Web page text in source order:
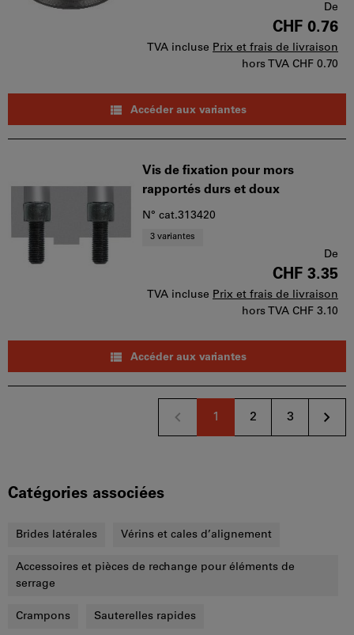
De
CHF 0.76
TVA incluse Prix et frais de livraison
hors TVA CHF 0.70
Accéder aux variantes
Vis de fixation pour mors
rapportés durs et doux
N° cat.313420
3 variantes
De
CHF 3.35
TVA incluse Prix et frais de livraison
hors TVA CHF 3.10
Accéder aux variantes
1 2 3
Catégories associées
Brides latérales Vérins et cales d’alignement
Accessoires et pièces de rechange pour éléments de
serrage
Crampons Sauterelles rapides